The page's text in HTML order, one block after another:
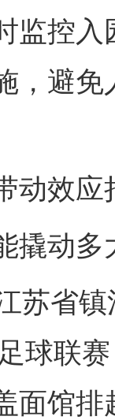
监控
，避
效应
动多
省镇
球联
面馆